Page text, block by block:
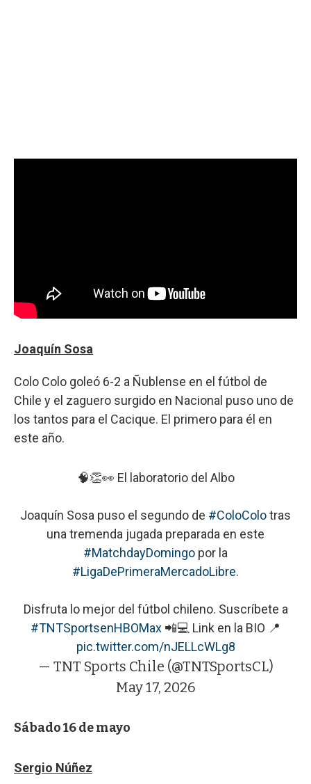
Joaquín Sosa
Colo Colo goleó 6-2 a Ñublense en el fútbol de
Chile y el zaguero surgido en Nacional puso uno de
los tantos para el Cacique. El primero para él en
este año.
🧠👏👀 El laboratorio del Albo
Joaquín Sosa puso el segundo de #ColoColotras
una tremenda jugada preparada en este
#MatchdayDomingo por la
#LigaDePrimeraMercadoLibre.
Disfruta lo mejor del fútbol chileno. Suscríbete a
#TNTSportsenHBOMax 📲💻 Link en la BIO 📍
pic.twitter.com/nJELLcWLg8
— TNT Sports Chile (@TNTSportsCL)
May 17, 2026
Sábado 16 de mayo
Sergio Núñez